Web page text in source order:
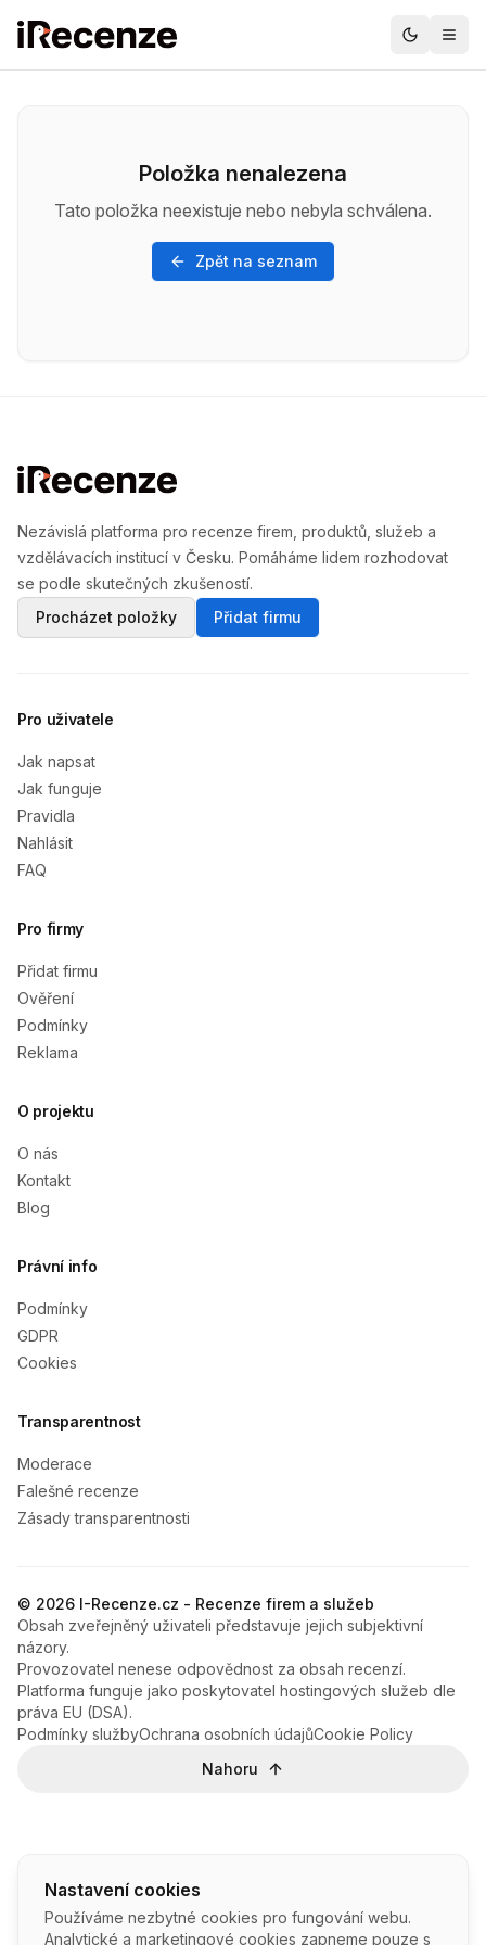
Položka nenalezena
Tato položka neexistuje nebo nebyla schválena.
Zpět na seznam
Nastavení cookies
Používáme nezbytné cookies pro fungování webu.
Analytické a marketingové cookies zapneme pouze s
Nezávislá platforma pro recenze firem, produktů, služeb a
vzdělávacích institucí v Česku. Pomáháme lidem rozhodovat
se podle skutečných zkušeností.
Procházet položky
Přidat firmu
Pro uživatele
Jak napsat
Jak funguje
Pravidla
Nahlásit
FAQ
Pro firmy
Přidat firmu
Ověření
Podmínky
Reklama
O projektu
O nás
Kontakt
Blog
Právní info
Podmínky
GDPR
Cookies
Transparentnost
Moderace
Falešné recenze
Zásady transparentnosti
© 2026 I-Recenze.cz - Recenze firem a služeb
Obsah zveřejněný uživateli představuje jejich subjektivní
názory.
Provozovatel nenese odpovědnost za obsah recenzí.
Platforma funguje jako poskytovatel hostingových služeb dle
práva EU (DSA).
Podmínky službyOchrana osobních údajůCookie Policy
Nahoru